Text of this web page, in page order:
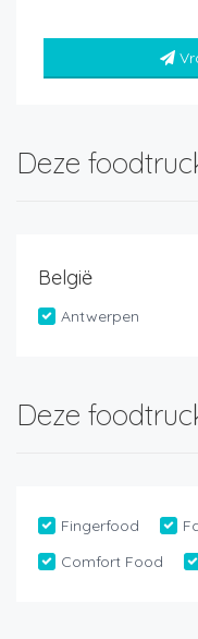
Deze
België
Antwerpen
Deze
Fingerfood
Comfort Food